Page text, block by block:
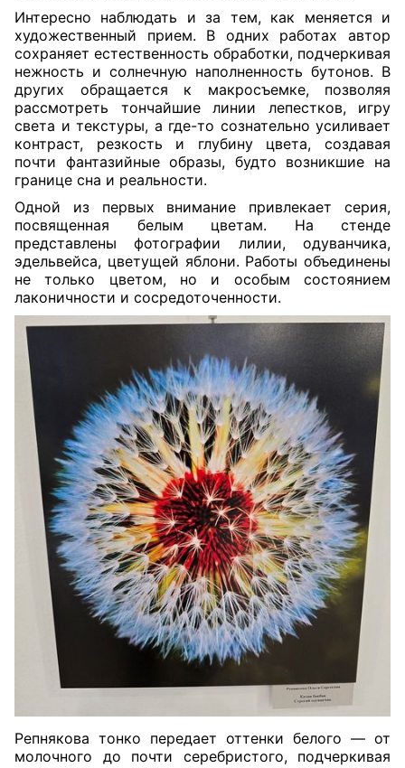
Интересно наблюдать и за тем, как меняется и
художественный прием. В одних работах автор
сохраняет естественность обработки, подчеркивая
нежность и солнечную наполненность бутонов. В
других обращается к макросъемке, позволяя
рассмотреть тончайшие линии лепестков, игру
света и текстуры, а где-то сознательно усиливает
контраст, резкость и глубину цвета, создавая
почти фантазийные образы, будто возникшие на
границе сна и реальности.
Одной из первых внимание привлекает серия,
посвященная белым цветам. На стенде
представлены фотографии лилии, одуванчика,
эдельвейса, цветущей яблони. Работы объединены
не только цветом, но и особым состоянием
лаконичности и сосредоточенности.
Репнякова тонко передает оттенки белого — от
молочного до почти серебристого, подчеркивая